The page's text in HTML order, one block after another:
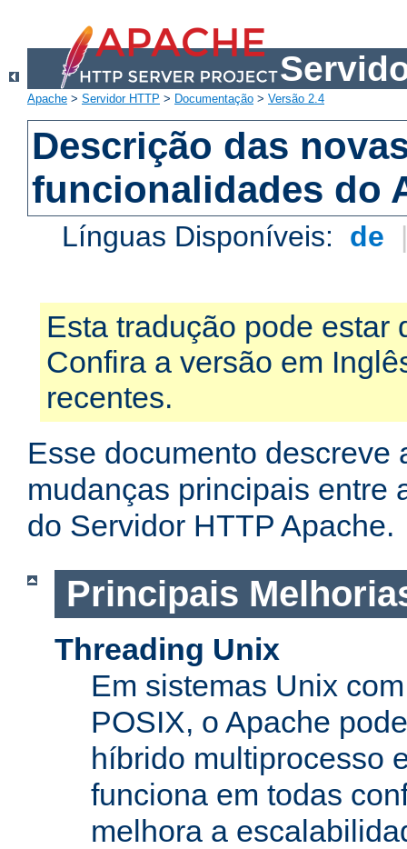
Apache > Servidor HTTP > Documentação > Versão 2.4
Descrição das
funcionalidades do
Línguas Disponíveis: de
Esta tradução pode estar
Confira a versão em
recentes.
Esse documento descreve
mudanças principais entre
do Servidor HTTP Apache.
Principais
Threading Unix
Em sistemas Unix
POSIX, o Apache
híbrido multiprocesso
funciona em todas
melhora a